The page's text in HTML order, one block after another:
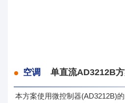
空调 单直流AD3212B
本方案使用微控制器(AD3212B)